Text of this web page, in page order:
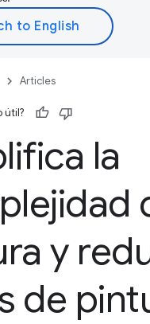
Articles
útil?
la
y
de